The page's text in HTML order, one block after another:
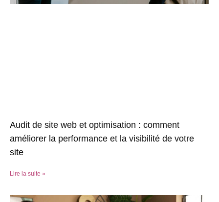
Audit de site web et optimisation : comment
améliorer la performance et la visibilité de votre
site
Lire la suite »